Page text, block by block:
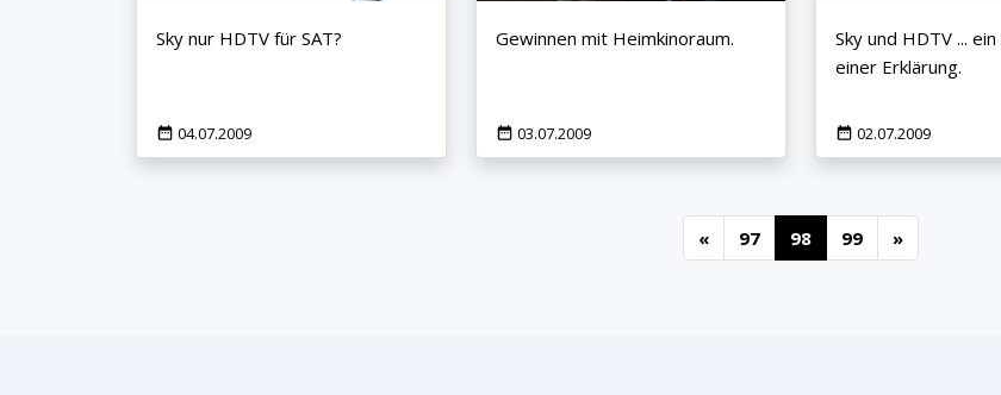
Sky nur HDTV für SAT?
04.07.2009
Gewinnen mit Heimkinoraum.
03.07.2009
Sky und HDTV ...
einer Erklärung.
02.07.2009
« 97 98 99 »
jederzeit wieder abmelden.